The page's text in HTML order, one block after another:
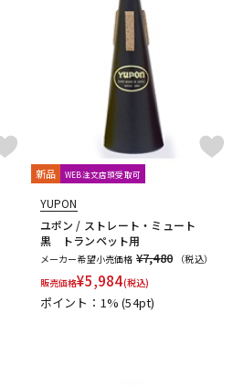
新品 WEB注文店頭受取可
YUPON
ユポン / ストレート・ミュート
黒 トランペット用
メーカー希望小売価格 ¥7,480
（税込）
販売価格¥5,984(税込)
ポイント：1%(54pt)